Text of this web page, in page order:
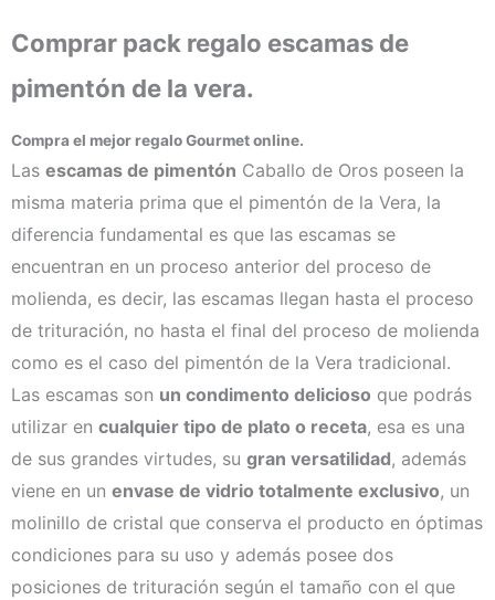
Comprar pack regalo escamas de
pimentón de la vera.
Compra el mejor regalo Gourmet online.
Las escamas de pimentón Caballo de Oros poseen la
misma materia prima que el pimentón de la Vera, la
diferencia fundamental es que las escamas se
encuentran en un proceso anterior del proceso de
molienda, es decir, las escamas llegan hasta el proceso
de trituración, no hasta el final del proceso de molienda
como es el caso del pimentón de la Vera tradicional.
Las escamas son un condimento delicioso que podrás
utilizar en cualquier tipo de plato o receta, esa es una
de sus grandes virtudes, su gran versatilidad, además
viene en un envase de vidrio totalmente exclusivo, un
molinillo de cristal que conserva el producto en óptimas
condiciones para su uso y además posee dos
posiciones de trituración según el tamaño con el que